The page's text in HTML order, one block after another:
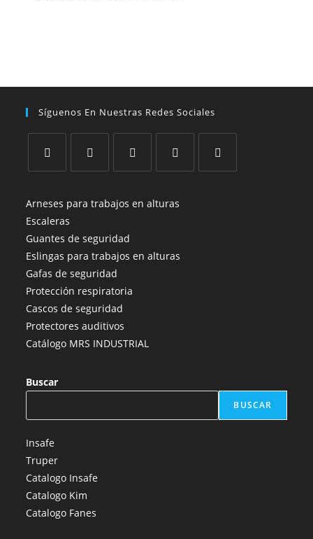
Síguenos En Nuestras Redes Sociales
Arneses para trabajos en alturas
Escaleras
Guantes de seguridad
Eslingas para trabajos en alturas
Gafas de seguridad
Protección respiratoria
Cascos de seguridad
Protectores auditivos
Catálogo MRS INDUSTRIAL
Buscar
BUSCAR
Insafe
Truper
Catalogo Insafe
Catalogo Kim
Catalogo Fanes